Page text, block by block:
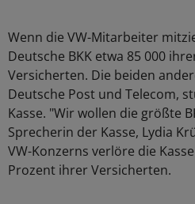
Wenn die VW-Mitarbeiter
Deutsche BKK etwa 85 000
Versicherten. Die beiden
Deutsche Post und Telecom,
Kasse. "Wir wollen die größte
Sprecherin der Kasse, Lydia
VW-Konzerns verlöre die
Prozent ihrer Versicherten.